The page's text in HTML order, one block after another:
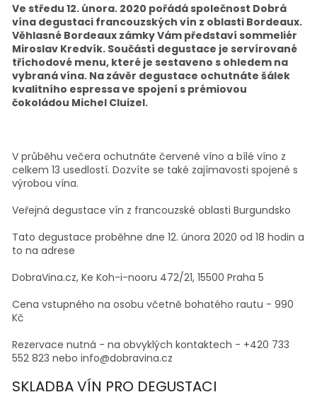
Ve středu 12. února. 2020 pořádá společnost Dobrá
vína degustaci francouzských vín z oblasti Bordeaux.
Věhlasné Bordeaux zámky Vám představí sommeliér
Miroslav Kredvík. Součástí degustace je servírované
tříchodové menu, které je sestaveno s ohledem na
vybraná vína. Na závěr degustace ochutnáte šálek
kvalitního espressa ve spojení s prémiovou
čokoládou Michel Cluizel.
V průběhu večera ochutnáte červené víno a bílé víno z
celkem 13 usedlostí. Dozvíte se také zajímavosti spojené s
výrobou vína.
Veřejná degustace vín z francouzské oblasti Burgundsko
Tato degustace proběhne dne 12. února 2020 od 18 hodin a
to na adrese
DobraVina.cz, Ke Koh-i-nooru 472/21, 15500 Praha 5
Cena vstupného na osobu včetně bohatého rautu - 990
Kč
Rezervace nutná - na obvyklých kontaktech - +420 733
552 823 nebo info@dobravina.cz
SKLADBA VÍN PRO DEGUSTACI